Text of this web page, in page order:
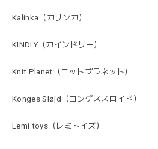
Kalinka（カリンカ）
KINDLY（カインドリー）
Knit Planet（ニットプラネット）
Konges Sløjd（コンゲススロイド）
Lemi toys（レミトイズ）